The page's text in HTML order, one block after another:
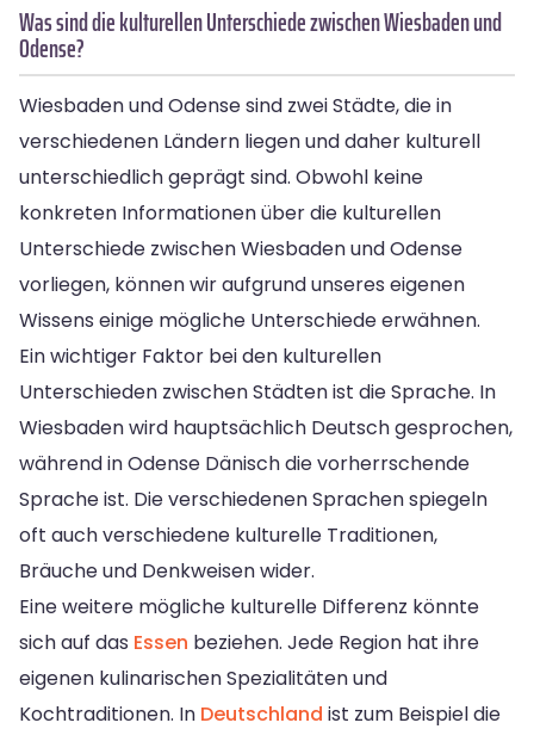
Was sind die kulturellen Unterschiede zwischen Wiesbaden und
Odense?
Wiesbaden und Odense sind zwei Städte, die in
verschiedenen Ländern liegen und daher kulturell
unterschiedlich geprägt sind. Obwohl keine
konkreten Informationen über die kulturellen
Unterschiede zwischen Wiesbaden und Odense
vorliegen, können wir aufgrund unseres eigenen
Wissens einige mögliche Unterschiede erwähnen.
Ein wichtiger Faktor bei den kulturellen
Unterschieden zwischen Städten ist die Sprache. In
Wiesbaden wird hauptsächlich Deutsch gesprochen,
während in Odense Dänisch die vorherrschende
Sprache ist. Die verschiedenen Sprachen spiegeln
oft auch verschiedene kulturelle Traditionen,
Bräuche und Denkweisen wider.
Eine weitere mögliche kulturelle Differenz könnte
sich auf das Essen beziehen. Jede Region hat ihre
eigenen kulinarischen Spezialitäten und
Kochtraditionen. In Deutschland ist zum Beispiel die